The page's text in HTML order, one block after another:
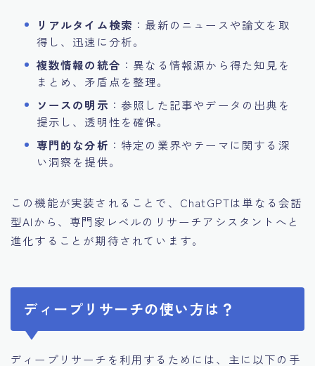
リアルタイム検索 ：最新のニュースや論文を取
得し、迅速に分析。
複数情報の統合 ：異なる情報源から得た知見を
まとめ、矛盾点を整理。
ソースの明示 ：参照した記事やデータの出典を
提示し、透明性を確保。
専門的な分析 ：特定の業界やテーマに関する深
い洞察を提供。
この機能が実装されることで、ChatGPTは単なる会話
型AIから、専門家レベルのリサーチアシスタントへと
進化することが期待されています。
ディープリサーチの使い方は？
ディープリサーチを利用するためには、主に以下の手